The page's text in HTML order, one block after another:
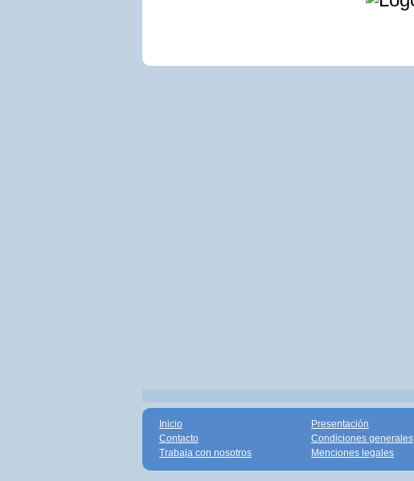
Inicio
Contacto
Trabaja con nosotros
Presentación
Condiciones generales
Menciones legales